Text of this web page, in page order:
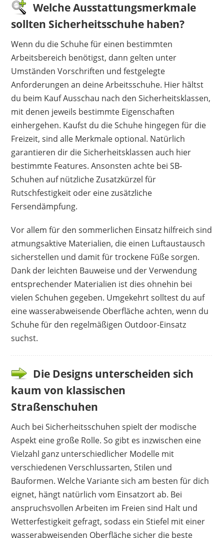
Welche Ausstattungsmerkmale
sollten Sicherheitsschuhe haben?
Wenn du die Schuhe für einen bestimmten
Arbeitsbereich benötigst, dann gelten unter
Umständen Vorschriften und festgelegte
Anforderungen an deine Arbeitsschuhe. Hier hältst
du beim Kauf Ausschau nach den Sicherheitsklassen,
mit denen jeweils bestimmte Eigenschaften
einhergehen. Kaufst du die Schuhe hingegen für die
Freizeit, sind alle Merkmale optional. Natürlich
garantieren dir die Sicherheitsklassen auch hier
bestimmte Features. Ansonsten achte bei SB-
Schuhen auf nützliche Zusatzkürzel für
Rutschfestigkeit oder eine zusätzliche
Fersendämpfung.
Vor allem für den sommerlichen Einsatz hilfreich sind
atmungsaktive Materialien, die einen Luftaustausch
sicherstellen und damit für trockene Füße sorgen.
Dank der leichten Bauweise und der Verwendung
entsprechender Materialien ist dies ohnehin bei
vielen Schuhen gegeben. Umgekehrt solltest du auf
eine wasserabweisende Oberfläche achten, wenn du
Schuhe für den regelmäßigen Outdoor-Einsatz
suchst.
Die Designs unterscheiden sich
kaum von klassischen
Straßenschuhen
Auch bei Sicherheitsschuhen spielt der modische
Aspekt eine große Rolle. So gibt es inzwischen eine
Vielzahl ganz unterschiedlicher Modelle mit
verschiedenen Verschlussarten, Stilen und
Bauformen. Welche Variante sich am besten für dich
eignet, hängt natürlich vom Einsatzort ab. Bei
anspruchsvollen Arbeiten im Freien sind Halt und
Wetterfestigkeit gefragt, sodass ein Stiefel mit einer
wasserabweisenden Oberfläche sicher die beste